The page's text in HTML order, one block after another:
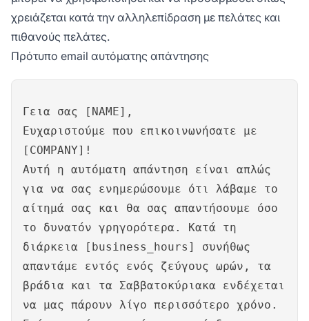
χρειάζεται κατά την αλληλεπίδραση με πελάτες και
πιθανούς πελάτες.
Πρότυπο email αυτόματης απάντησης
Γεια σας [NAME],
Ευχαριστούμε που επικοινωνήσατε με
[COMPANY]!
Αυτή η αυτόματη απάντηση είναι απλώς
για να σας ενημερώσουμε ότι λάβαμε το
αίτημά σας και θα σας απαντήσουμε όσο
το δυνατόν γρηγορότερα. Κατά τη
διάρκεια [business_hours] συνήθως
απαντάμε εντός ενός ζεύγους ωρών, τα
βράδια και τα Σαββατοκύριακα ενδέχεται
να μας πάρουν λίγο περισσότερο χρόνο.